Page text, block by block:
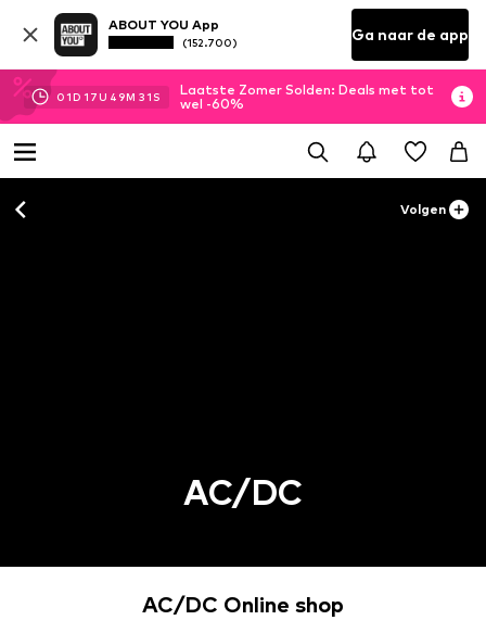
ABOUT YOU App
(152.700) Ga naar de app
01D 17U 49M 29 S
Laatste Zomer Solden: Deals met tot
wel -60%
Volgen
AC/DC
AC/DC Online shop